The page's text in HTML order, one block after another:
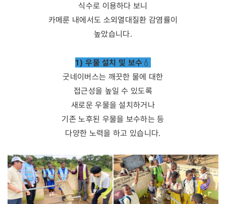
식수로 이용하다 보니
카메룬 내에서도 소외열대질환 감염률이
높았습니다.
1) 우물 설치 및 보수 💧
굿네이버스는 깨끗한 물에 대한
접근성을 높일 수 있도록
새로운 우물을 설치하거나
기존 노후된 우물을 보수하는 등
다양한 노력을 하고 있습니다.